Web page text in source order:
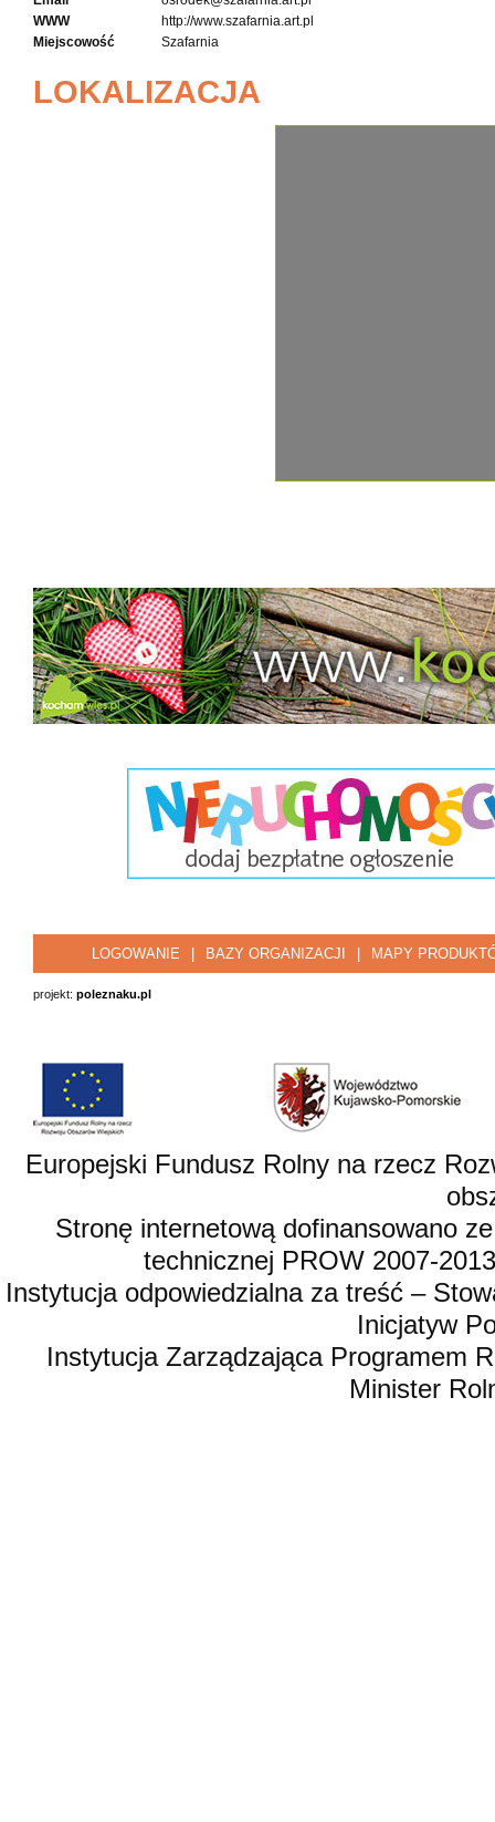
WWW
http://www.szafarnia.art.pl
Miejscowość
Szafarnia
LOKALIZACJA
LOGOWANIE BAZY ORGANIZACJI MAPY
projekt: poleznaku.pl
Europejski Fundusz Rolny na rzecz
Stronę internetową dofinansowano
technicznej PROW 2007-
Instytucja odpowiedzialna za treść –
Inicjatyw
Instytucja Zarządzająca Programem
Minister